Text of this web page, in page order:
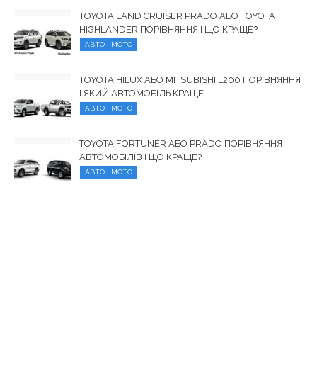
TOYOTA LAND CRUISER PRADO АБО TOYOTA
HIGHLANDER ПОРІВНЯННЯ І ЩО КРАЩЕ?
АВТО І МОТО
TOYOTA HILUX АБО MITSUBISHI L200 ПОРІВНЯННЯ
І ЯКИЙ АВТОМОБІЛЬ КРАЩЕ
АВТО І МОТО
TOYOTA FORTUNER АБО PRADO ПОРІВНЯННЯ
АВТОМОБІЛІВ І ЩО КРАЩЕ?
АВТО І МОТО